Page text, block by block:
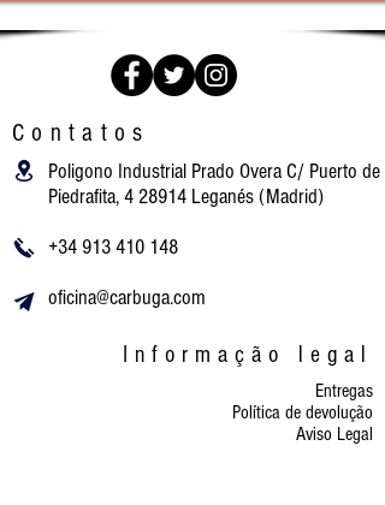
Contatos
Poligono Industrial Prado Overa C/ Puerto de
Piedrafita, 4 28914 Leganés (Madrid)
+34 913 410 148
oficina@carbuga.com
Informação legal
Entregas
Política de devolução
Aviso Legal